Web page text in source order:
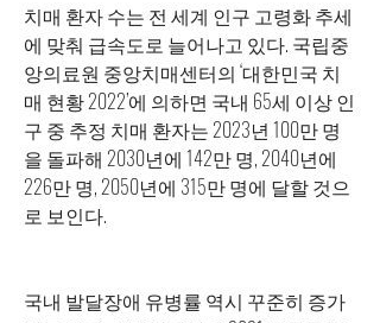
치매 환자 수는 전 세계 인구 고령화 추세
에 맞춰 급속도로 늘어나고 있다. 국립중
앙의료원 중앙치매센터의 ‘대한민국 치
매 현황 2022’에 의하면 국내 65세 이상 인
구 중 추정 치매 환자는 2023년 100만 명
을 돌파해 2030년에 142만 명, 2040년에
226만 명, 2050년에 315만 명에 달할 것으
로 보인다.
국내 발달장애 유병률 역시 꾸준히 증가